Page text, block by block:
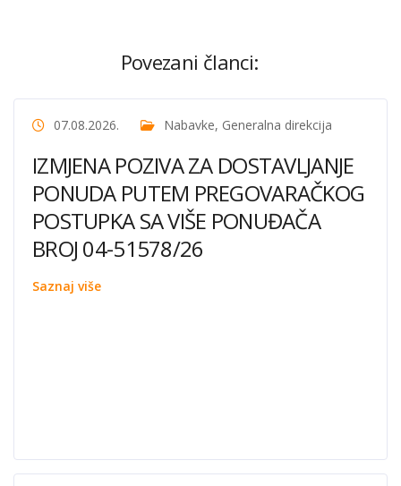
Povezani članci:
07.08.2026. Nabavke, Generalna direkcija
IZMJENA POZIVA ZA DOSTAVLJANJE
PONUDA PUTEM PREGOVARAČKOG
POSTUPKA SA VIŠE PONUĐAČA
BROJ 04-51578/26
Saznaj više